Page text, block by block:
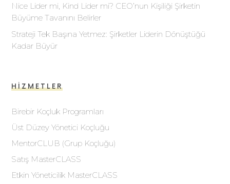
Nice Lider mi, Kind Lider mi? CEO’nun Kişiliği Şirketin
Büyüme Tavanını Belirler
Strateji Tek Başına Yetmez: Şirketler Liderin Dönüştüğü
Kadar Büyür
HIZMETLER
Birebir Koçluk Programları
Üst Düzey Yönetici Koçluğu
MentorCLUB (Grup Koçluğu)
Satış MasterCLASS
Etkin Yöneticilik MasterCLASS